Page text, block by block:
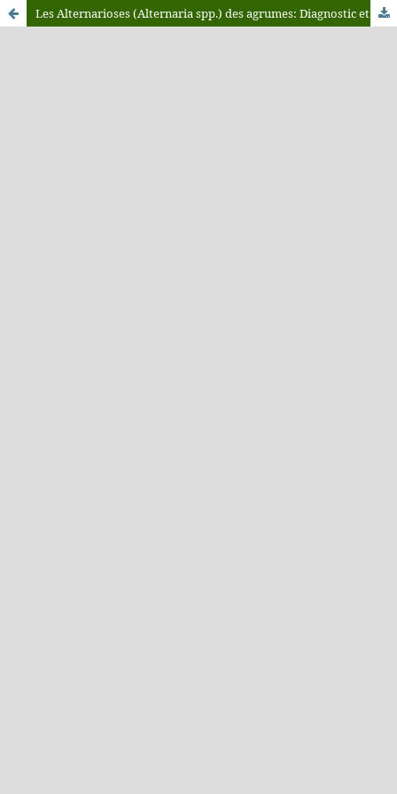
Les Alternarioses (Alternaria spp.) des agrumes: Diagnostic et méthodes de lutte